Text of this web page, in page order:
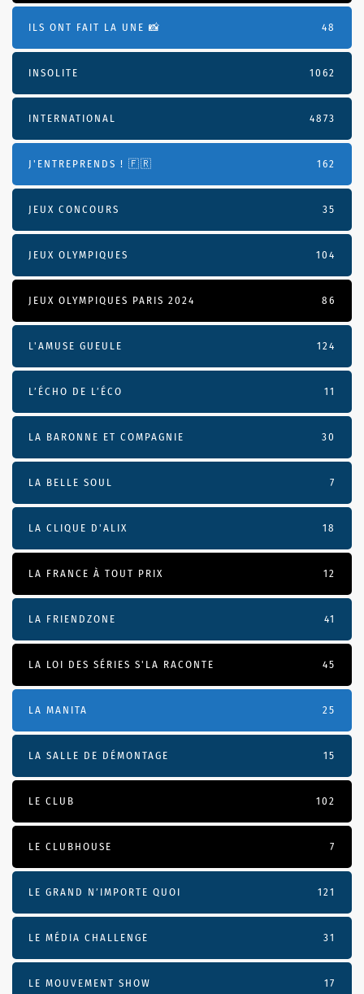
ILS ONT FAIT LA UNE 📸 48
INSOLITE 1062
INTERNATIONAL 4873
J'ENTREPRENDS ! 🇫🇷 162
JEUX CONCOURS 35
JEUX OLYMPIQUES 104
JEUX OLYMPIQUES PARIS 2024 86
L'AMUSE GUEULE 124
L’ÉCHO DE L’ÉCO 11
LA BARONNE ET COMPAGNIE 30
LA BELLE SOUL 7
LA CLIQUE D'ALIX 18
LA FRANCE À TOUT PRIX 12
LA FRIENDZONE 41
LA LOI DES SÉRIES S'LA RACONTE 45
LA MANITA 25
LA SALLE DE DÉMONTAGE 15
LE CLUB 102
LE CLUBHOUSE 7
LE GRAND N’IMPORTE QUOI 121
LE MÉDIA CHALLENGE 31
LE MOUVEMENT SHOW 17